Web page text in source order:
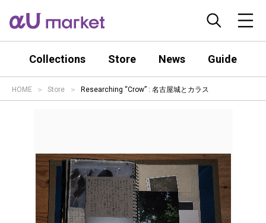
Collections Store News Guide
HOME Store Researching “Crow” : 名古屋城とカラス